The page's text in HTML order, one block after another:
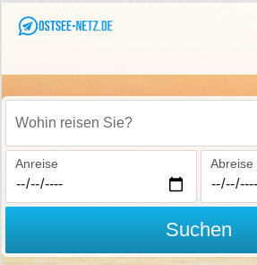
Wohin reisen Sie?
Anreise Abreise
Suchen